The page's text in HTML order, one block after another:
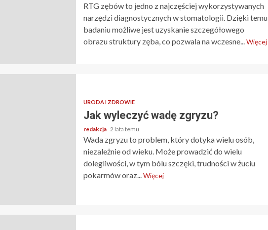
RTG zębów to jedno z najczęściej wykorzystywanych
narzędzi diagnostycznych w stomatologii. Dzięki temu
badaniu możliwe jest uzyskanie szczegółowego
obrazu struktury zęba, co pozwala na wczesne... Więcej
URODA I ZDROWIE
Jak wyleczyć wadę zgryzu?
redakcja 2 lata temu
Wada zgryzu to problem, który dotyka wielu osób,
niezależnie od wieku. Może prowadzić do wielu
dolegliwości, w tym bólu szczęki, trudności w żuciu
pokarmów oraz... Więcej